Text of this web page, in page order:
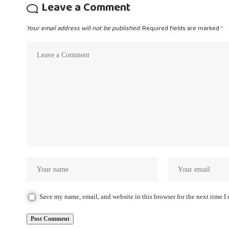
Leave a Comment
Your email address will not be published.Required fields are marked*
Save my name, email, and website in this browser for the next time I